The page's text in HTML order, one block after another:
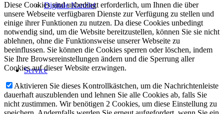
Digitale Kanzlei
Service
Diese Cookies sind unbedingt erforderlich, um Ihnen die über
unsere Webseite verfügbaren Dienste zur Verfügung zu stellen und
einige ihrer Funktionen zu nutzen. Da diese Cookies unbedingt
notwendig sind, um die Website bereitzustellen, können Sie sie nicht
ablehnen, ohne die Funktionsweise unserer Webseite zu
beeinflussen. Sie können die Cookies sperren oder löschen, indem
Sie Ihre Browsereinstellungen ändern und die Sperrung aller
Cookies auf dieser Website erzwingen.
Aktivieren Sie dieses Kontrollkästchen, um die Nachrichtenleiste
dauerhaft auszublenden und lehnen Sie alle Cookies ab, falls Sie
nicht zustimmen. Wir benötigen 2 Cookies, um diese Einstellung zu